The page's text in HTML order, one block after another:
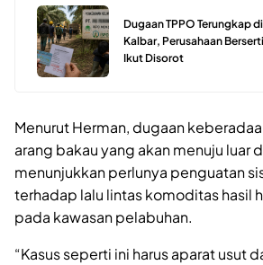
Dugaan TPPO Terungkap
Kalbar, Perusahaan
Ikut Disorot
Menurut Herman, dugaan
arang bakau yang akan menuju luar
menunjukkan perlunya penguatan
terhadap lalu lintas komoditas hasil
pada kawasan pelabuhan.
“Kasus seperti ini harus aparat usut